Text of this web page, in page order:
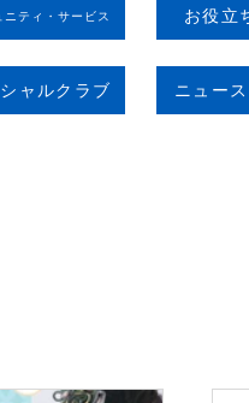
ニティ・サービス お役立
ャルクラブ ニュー